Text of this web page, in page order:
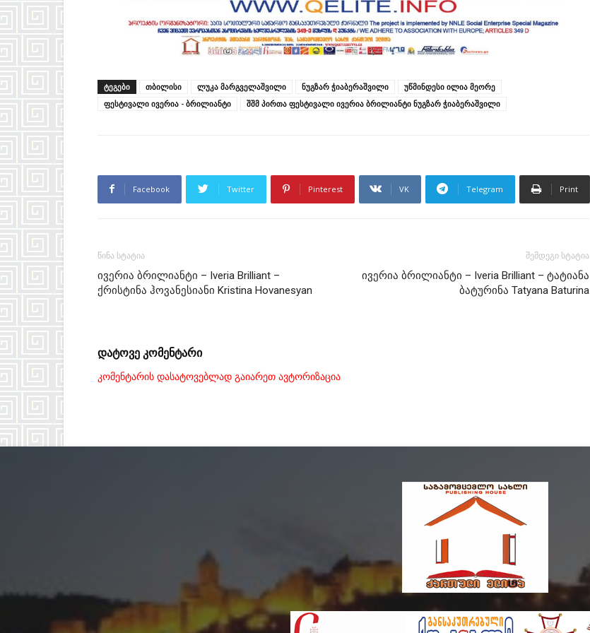
ᲢᲔᲒᲔᲑᲘ თბილისი ლუკა მარგველაშვილი ნუგზარ ჭიაბერაშვილი
უწმინდესი ილია მეორე
ფესტივალი ივერია - ბრილიანტი
შშმ პირთა ფესტივალი ივერია ბრილიანტი ნუგზარ ჭიაბერაშვილი
Facebook Twitter Pinterest VK Telegram Print
წინა სტატია
ივერია ბრილიანტი – Iveria Brilliant –
ქრისტინა ჰოვანესიანი Kristina Hovanesyan
შემდეგი სტატია
ივერია ბრილიანტი – Iveria Brilliant – ტატიანა
ბატურინა Tatyana Baturina
დატოვე კომენტარი
კომენტარის დასატოვებლად გაიარეთ ავტორიზაცია